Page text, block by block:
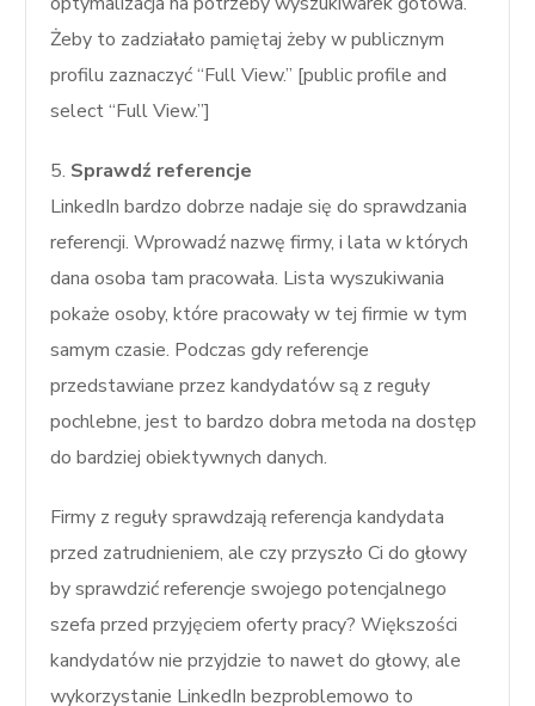
Żeby to zadziałało pamiętaj żeby w publicznym
profilu zaznaczyć “Full View.” [public profile and
select “Full View.”]
5. Sprawdź referencje
LinkedIn bardzo dobrze nadaje się do sprawdzania
referencji. Wprowadź nazwę firmy, i lata w których
dana osoba tam pracowała. Lista wyszukiwania
pokaże osoby, które pracowały w tej firmie w tym
samym czasie. Podczas gdy referencje
przedstawiane przez kandydatów są z reguły
pochlebne, jest to bardzo dobra metoda na dostęp
do bardziej obiektywnych danych.
Firmy z reguły sprawdzają referencja kandydata
przed zatrudnieniem, ale czy przyszło Ci do głowy
by sprawdzić referencje swojego potencjalnego
szefa przed przyjęciem oferty pracy? Większości
kandydatów nie przyjdzie to nawet do głowy, ale
wykorzystanie LinkedIn bezproblemowo to